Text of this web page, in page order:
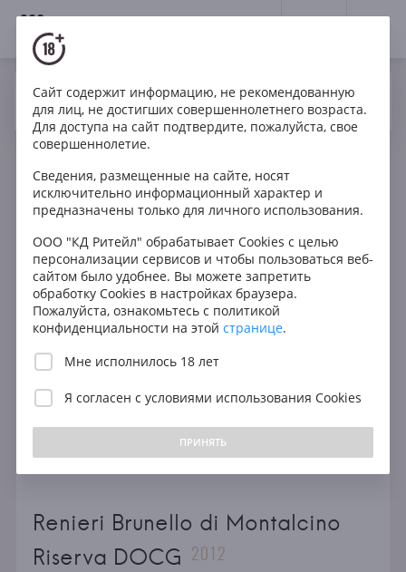
18+
Ваш город Москва ? Да
Вино Красное Сухое
Италия
Renieri Brunello di Montalcino Riserva DOCG
Renieri Brunello di Montalcino
Riserva DOCG 2012
Сайт содержит информацию, не рекомендованную
для лиц, не достигших совершеннолетнего возраста.
Для доступа на сайт подтвердите, пожалуйста, свое
совершеннолетие.
Сведения, размещенные на сайте, носят
исключительно информационный характер и
предназначены только для личного использования.
ООО "КД Ритейл" обрабатывает Cookies с целью
персонализации сервисов и чтобы пользоваться веб-
сайтом было удобнее. Вы можете запретить
обработку Cookies в настройках браузера.
Пожалуйста, ознакомьтесь с политикой
конфиденциальности на этой странице.
Мне исполнилось 18 лет
Я согласен с условиями использования Cookies
ПРИНЯТЬ